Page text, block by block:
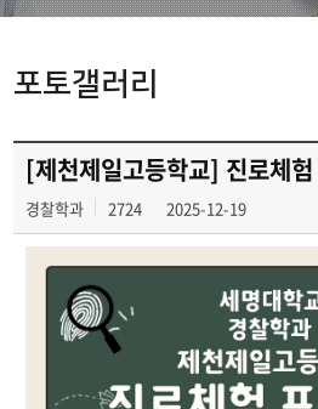
포토갤러리
[제천제일고등학교] 진로체
경찰학과 2724 2025-12-19